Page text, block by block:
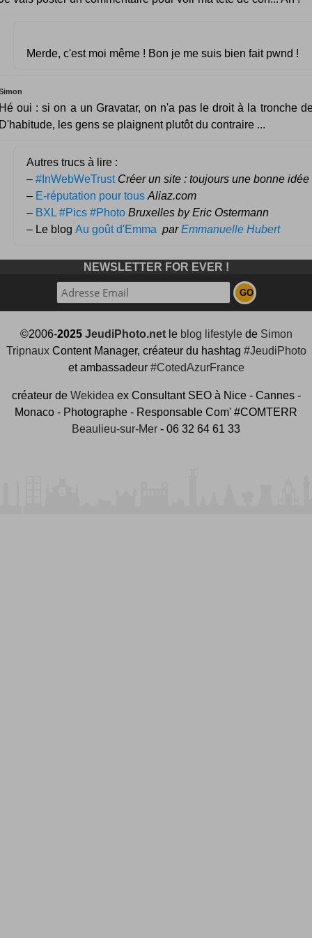
Merde, c'est moi même ! Bon je me suis bien fait pwnd !
oui : si on a un Gravatar, on n'a pas le droit à la tronche
les gens se plaignent plutôt du contraire ...
Autres trucs à lire :
– #InWebWeTrust Créer un site : toujours une bonne idée
– E-réputation pour tous Aliaz.com
– BXL #Pics #Photo Bruxelles by Eric Ostermann
– Le blog Au goût d'Emma parEmmanuelle Hubert
NEWSLETTER FOR EVER !
©2006-2025 JeudiPhoto.netle blog lifestylede Simon
TripnauxContent Manager, créateur du hashtag #JeudiPhoto
et ambassadeur #CotedAzurFrance
créateur de Wekidea ex Consultant SEO à Nice - Cannes -
Monaco - Photographe - Responsable Com' #COMTERR
Beaulieu-sur-Mer - 06 32 64 61 33